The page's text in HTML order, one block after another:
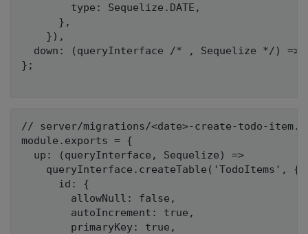
        type: Sequelize.DATE,
      },
    }),
down: (queryInterface /* , Sequelize */) =>
};
// server/migrations/<date>-create-todo-
module.exports = {
  up: (queryInterface, Sequelize) =>
    queryInterface.createTable('TodoItems', {
      id: {
        allowNull: false,
        autoIncrement: true,
        primaryKey: true,